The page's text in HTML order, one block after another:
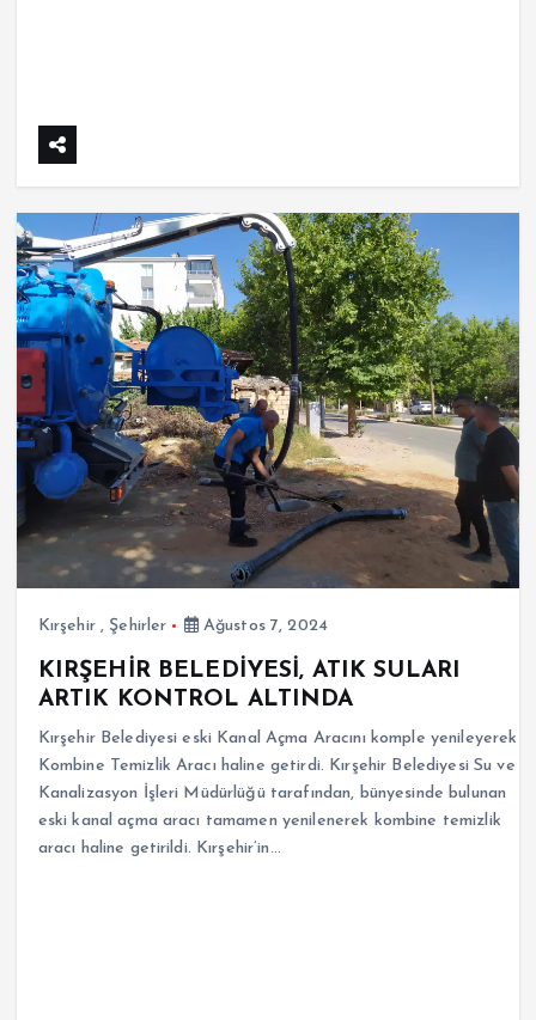
Kırşehir, Şehirler Ağustos 7, 2024
KIRŞEHİR BELEDİYESİ, ATIK SULARI
ARTIK KONTROL ALTINDA
Kırşehir Belediyesi eski Kanal Açma Aracını komple yenileyerek
Kombine Temizlik Aracı haline getirdi. Kırşehir Belediyesi Su ve
Kanalizasyon İşleri Müdürlüğü tarafından, bünyesinde bulunan
eski kanal açma aracı tamamen yenilenerek kombine temizlik
aracı haline getirildi. Kırşehir’in…